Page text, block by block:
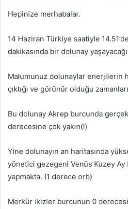
Hepinize merhabalar.
14 Haziran Türkiye saatiyle
dakikasında bir dolunay
Malumunuz dolunaylar enerjilerin
çıktığı ve görünür olduğu
Bu dolunay Akrep burcunda
derecesine çok yakın(!)
Yine dolunayın an haritasında
yönetici gezegeni Venüs Kuzey
yapmakta. (1 derece orb)
Merkür ikizler burcunun 0